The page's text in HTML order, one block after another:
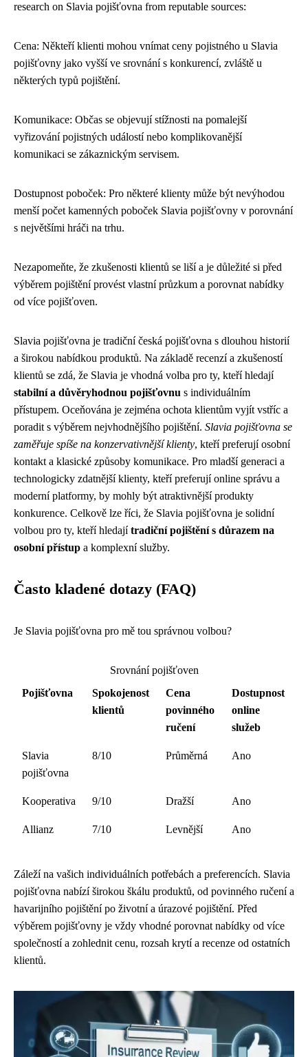
research on Slavia pojišťovna from reputable sources:
Cena: Někteří klienti mohou vnímat ceny pojistného u Slavia
pojišťovny jako vyšší ve srovnání s konkurencí, zvláště u
některých typů pojištění.
Komunikace: Občas se objevují stížnosti na pomalejší
vyřizování pojistných událostí nebo komplikovanější
komunikaci se zákaznickým servisem.
Dostupnost poboček: Pro některé klienty může být nevýhodou
menší počet kamenných poboček Slavia pojišťovny v porovnání
s největšími hráči na trhu.
Nezapomeňte, že zkušenosti klientů se liší a je důležité si před
výběrem pojištění provést vlastní průzkum a porovnat nabídky
od více pojišťoven.
Slavia pojišťovna je tradiční česká pojišťovna s dlouhou historií
a širokou nabídkou produktů. Na základě recenzí a zkušeností
klientů se zdá, že Slavia je vhodná volba pro ty, kteří hledají
stabilní a důvěryhodnou pojišťovnu s individuálním
přístupem. Oceňována je zejména ochota klientům vyjít vstříc a
poradit s výběrem nejvhodnějšího pojištění. Slavia pojišťovna se
zaměřuje spíše na konzervativnější klienty, kteří preferují osobní
kontakt a klasické způsoby komunikace. Pro mladší generaci a
technologicky zdatnější klienty, kteří preferují online správu a
moderní platformy, by mohly být atraktivnější produkty
konkurence. Celkově lze říci, že Slavia pojišťovna je solidní
volbou pro ty, kteří hledajítradiční pojištění s důrazem na
osobní přístup a komplexní služby.
Často kladené dotazy (FAQ)
Je Slavia pojišťovna pro mě tou správnou volbou?
Srovnání pojišťoven
Pojišťovna
Spokojenost
klientů
Cena
povinného
ručení
Dostupnost
online
služeb
Slavia
pojišťovna
8/10 Průměrná Ano
Kooperativa 9/10 Dražší Ano
Allianz 7/10 Levnější Ano
Záleží na vašich individuálních potřebách a preferencích. Slavia
pojišťovna nabízí širokou škálu produktů, od povinného ručení a
havarijního pojištění po životní a úrazové pojištění. Před
výběrem pojišťovny je vždy vhodné porovnat nabídky od více
společností a zohlednit cenu, rozsah krytí a recenze od ostatních
klientů.